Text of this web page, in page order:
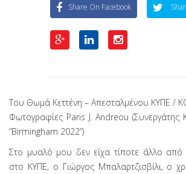
Share On Facebook
Του Θωμά Κεττένη – Απεσταλμένου ΚΥΠΕ /
Φωτογραφίες Paris J. Andreou (Συνεργάτης
“Birmingham 2022”)
Στο μυαλό μου δεν είχα τίποτε άλλο
στο ΚΥΠΕ, ο Γιώργος Μπαλαρτζισβίλι, ο